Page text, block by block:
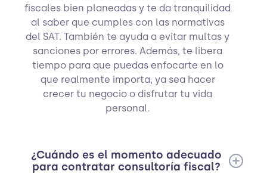
fiscales bien planeadas y te da tranquilidad
al saber que cumples con las normativas
del SAT. También te ayuda a evitar multas y
sanciones por errores. Además, te libera
tiempo para que puedas enfocarte en lo
que realmente importa, ya sea hacer
crecer tu negocio o disfrutar tu vida
personal.
¿Cuándo es el momento adecuado
para contratar consultoría fiscal?